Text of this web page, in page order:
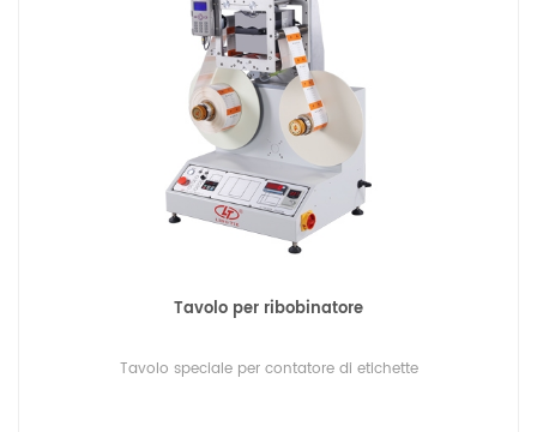
Tavolo per ribobinatore
Tavolo speciale per contatore di etichette